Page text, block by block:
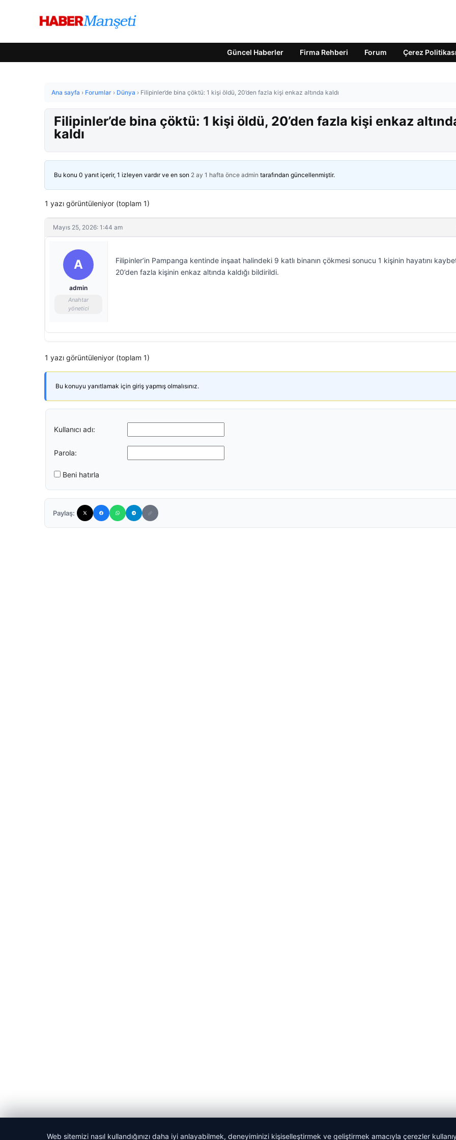
Güncel Haberler Firma Rehberi Forum Çerez Politikası
Ana sayfa › Forumlar › Dünya › Filipinler’de bina çöktü: 1 kişi öldü, 20’den fazla kişi enkaz altında kaldı
Filipinler’de bina çöktü: 1 kişi öldü, 20’den fazla kişi enkaz
kaldı
Bu konu 0 yanıt içerir, 1 izleyen vardır ve en son 2 ay 1 hafta önce admin tarafından güncellenmiştir.
1 yazı görüntüleniyor (toplam 1)
Mayıs 25, 2026: 1:44 am
A
admin
Anahtar
yönetici
Filipinler’in Pampanga kentinde inşaat halindeki 9 katlı binanın çökmesi sonucu 1 kişinin hayatını
20’den fazla kişinin enkaz altında kaldığı bildirildi.
1 yazı görüntüleniyor (toplam 1)
Bu konuyu yanıtlamak için giriş yapmış olmalısınız.
Kullanıcı adı:
Parola:
Beni hatırla
Paylaş:
Web sitemizi nasıl kullandığınızı daha iyi anlayabilmek, deneyiminizi kişiselleştirmek ve geliştirmek amacıyla çerezler